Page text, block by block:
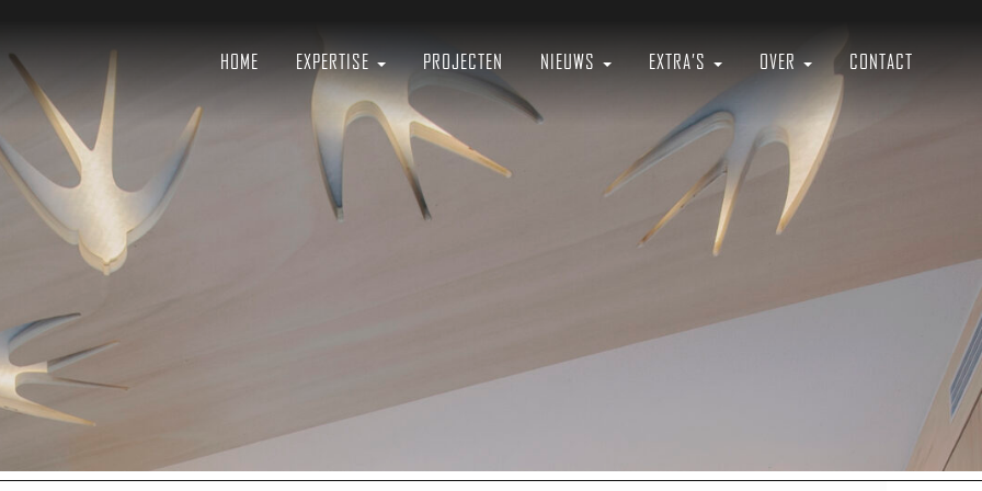
HOME
EXPERTISE PROJECTEN NIEUWS EXTRA’S OVER CONTACT